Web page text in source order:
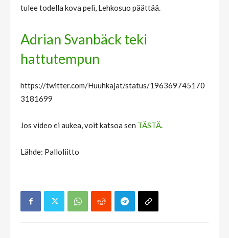
tulee todella kova peli, Lehkosuo päättää.
Adrian Svanbäck teki
hattutempun
https://twitter.com/Huuhkajat/status/196369745170
3181699
Jos video ei aukea, voit katsoa sen TÄSTÄ.
Lähde: Palloliitto